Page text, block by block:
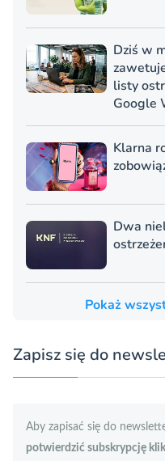
Dziś w
listy
Google
Klarna
Dwa
Pokaż
Zapisz się do
Aby zapisać się do
potwierdzić subskrypcję